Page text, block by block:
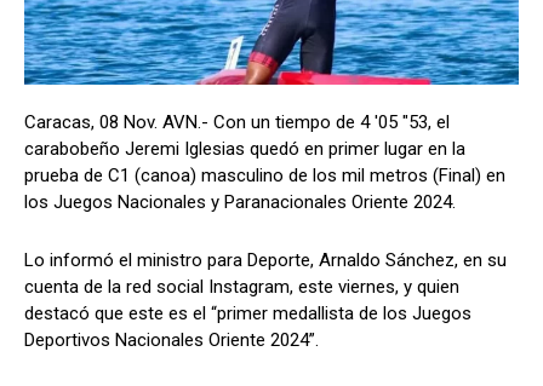
Caracas, 08 Nov. AVN.- Con un tiempo de 4 '05 "53, el
carabobeño Jeremi Iglesias quedó en primer lugar en la
prueba de C1 (canoa) masculino de los mil metros (Final) en
los Juegos Nacionales y Paranacionales Oriente 2024.
Lo informó el ministro para Deporte, Arnaldo Sánchez, en su
cuenta de la red social Instagram, este viernes, y quien
destacó que este es el “primer medallista de los Juegos
Deportivos Nacionales Oriente 2024”.